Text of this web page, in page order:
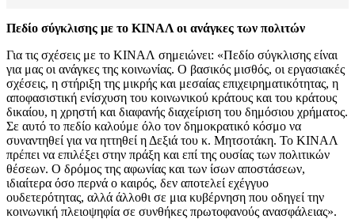
Πεδίο σύγκλισης με το ΚΙΝΑΛ οι ανάγκες των πολιτών
Για τις σχέσεις με το ΚΙΝΑΛ σημειώνει: «Πεδίο σύγκλισης είναι
για μας οι ανάγκες της κοινωνίας. Ο βασικός μισθός, οι εργασιακές
σχέσεις, η στήριξη της μικρής και μεσαίας επιχειρηματικότητας, η
αποφασιστική ενίσχυση του κοινωνικού κράτους και του κράτους
δικαίου, η χρηστή και διαφανής διαχείριση του δημόσιου χρήματος.
Σε αυτό το πεδίο καλούμε όλο τον δημοκρατικό κόσμο να
συναντηθεί για να ηττηθεί η Δεξιά του κ. Μητσοτάκη. Το ΚΙΝΑΛ
πρέπει να επιλέξει στην πράξη και επί της ουσίας των πολιτικών
θέσεων. Ο δρόμος της αφωνίας και των ίσων αποστάσεων,
ιδιαίτερα όσο περνά ο καιρός, δεν αποτελεί εχέγγυο
ουδετερότητας, αλλά άλλοθι σε μια κυβέρνηση που οδηγεί την
κοινωνική πλειοψηφία σε συνθήκες πρωτοφανούς ανασφάλειας».